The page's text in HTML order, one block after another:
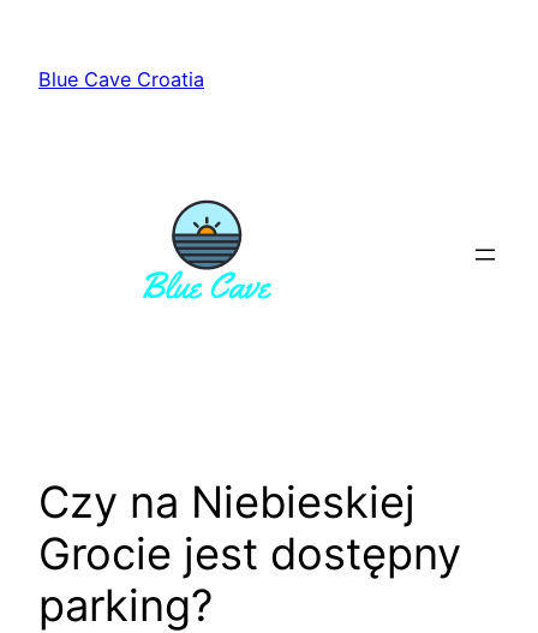
treściBlue Cave Croatia
Czy na Niebieskiej
Grocie jest dostępny
parking?